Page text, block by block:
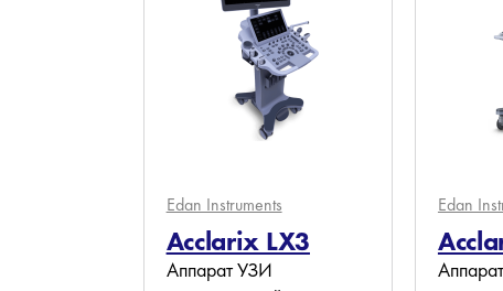
Edan Instruments
Acclarix LX3
Аппарат УЗИ
Edan